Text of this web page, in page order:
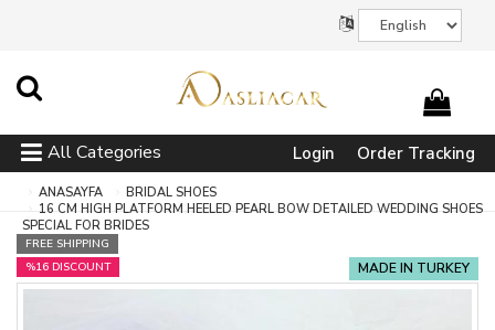
All Categories Login Order Tracking
ANASAYFA
BRIDAL SHOES
16 CM HIGH PLATFORM HEELED PEARL BOW DETAILED WEDDING SHOES
SPECIAL FOR BRIDES
FREE SHIPPING
%16 DISCOUNT
MADE IN TURKEY